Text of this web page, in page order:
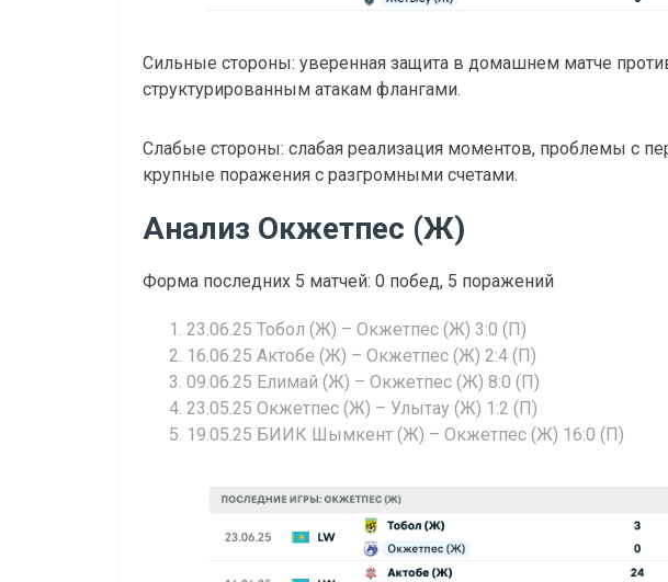
Сильные стороны: уверенная защита в домашнем матче
структурированным атакам флангами.
Слабые стороны: слабая реализация моментов, проблемы с
крупные поражения с разгромными счетами.
Анализ Окжетпес (Ж)
Форма последних 5 матчей: 0 побед, 5 поражений
23.06.25 Тобол (Ж) – Окжетпес (Ж) 3:0 (П)
16.06.25 Актобе (Ж) – Окжетпес (Ж) 2:4 (П)
09.06.25 Елимай (Ж) – Окжетпес (Ж) 8:0 (П)
23.05.25 Окжетпес (Ж) – Улытау (Ж) 1:2 (П)
19.05.25 БИИК Шымкент (Ж) – Окжетпес (Ж) 16:0 (П)